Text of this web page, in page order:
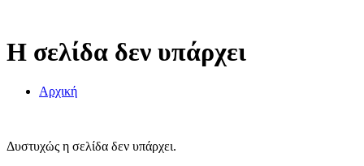
Η σελίδα δεν υπάρχει
Αρχική
Δυστυχώς η σελίδα δεν υπάρχει.